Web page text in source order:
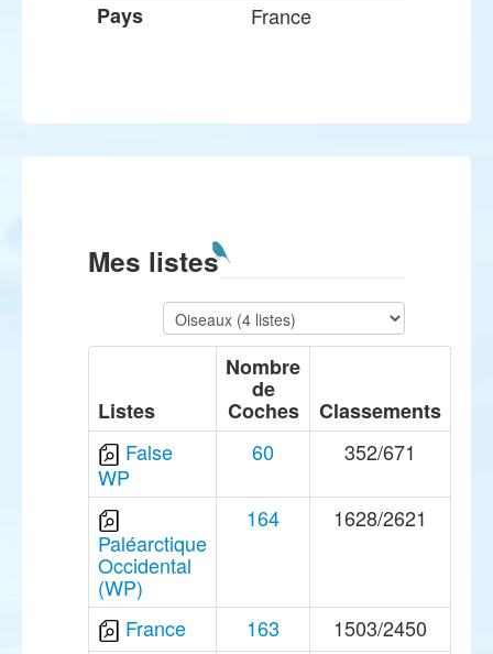
Pays
France
Mes listes
Listes
Nombre
de
Coches
Classements
False
WP
60 352/671
Paléarctique
Occidental
(WP)
164 1628/2621
France 163 1503/2450